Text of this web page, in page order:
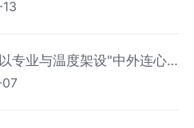
源人力资源服务机构百强
专业与温度架设"中外连心
场外籍人员一站式综合服务